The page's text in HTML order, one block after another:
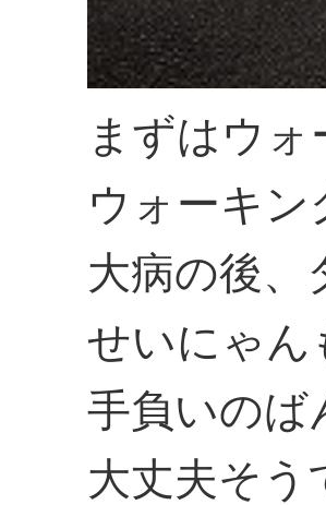
まずはウ
ウォーキ
大病の後、
せいにゃん
手負いのば
大丈夫そう